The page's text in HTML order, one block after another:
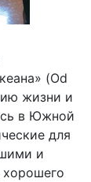
(Od
жизни и
в Южной
для
и